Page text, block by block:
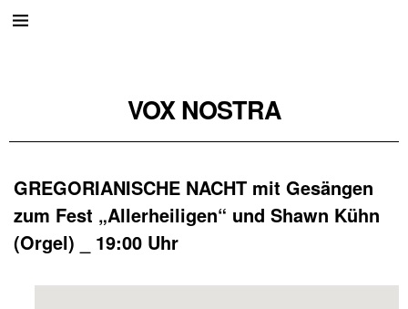
VOX NOSTRA
GREGORIANISCHE NACHT mit Gesängen
zum Fest „Allerheiligen“ und Shawn Kühn
(Orgel) _ 19:00 Uhr